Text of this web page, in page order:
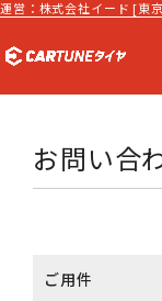
運営：株式会社イード [東
お問い合
ご用件